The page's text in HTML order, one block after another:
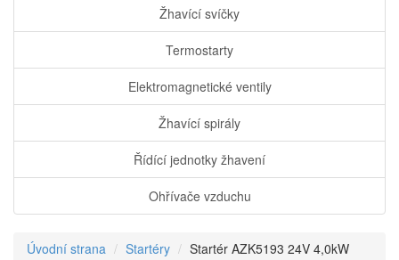
Žhavící svíčky
Termostarty
Elektromagnetické ventily
Žhavící spirály
Řídící jednotky žhavení
Ohřívače vzduchu
Úvodní strana Startéry Startér AZK5193 24V 4,0kW